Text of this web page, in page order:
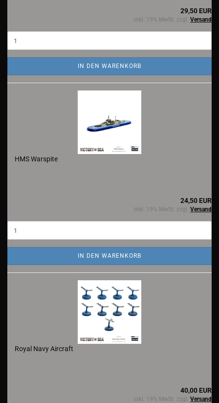
29,50 EUR
inkl. 19% MwSt. zzgl. Versand
IN DEN WARENKORB
HMS Warspite
24,50 EUR
inkl. 19% MwSt. zzgl. Versand
IN DEN WARENKORB
Royal Navy Aircraft
40,00 EUR
inkl. 19% MwSt. zzgl. Versand